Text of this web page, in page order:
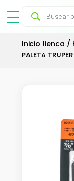
Búsqueda
productos
Inicio tienda /
PALETA